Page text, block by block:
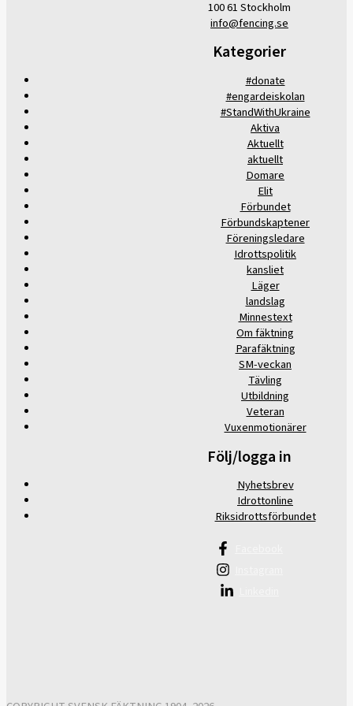
100 61 Stockholm
info@fencing.se
Kategorier
#donate
#engardeiskolan
#StandWithUkraine
Aktiva
Aktuellt
aktuellt
Domare
Elit
Förbundet
Förbundskaptener
Föreningsledare
Idrottspolitik
kansliet
Läger
landslag
Minnestext
Om fäktning
Parafäktning
SM-veckan
Tävling
Utbildning
Veteran
Vuxenmotionärer
Följ/logga in
Nyhetsbrev
Idrottonline
Riksidrottsförbundet